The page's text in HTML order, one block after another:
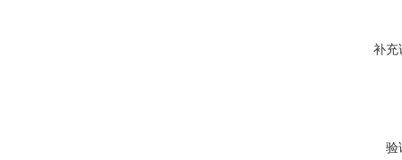
补充
验